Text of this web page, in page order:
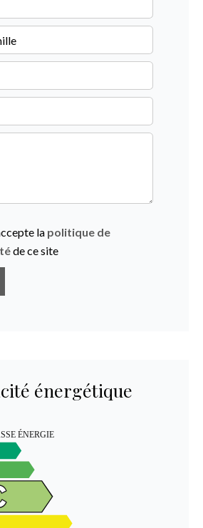
la politique de
de ce site
énergétique